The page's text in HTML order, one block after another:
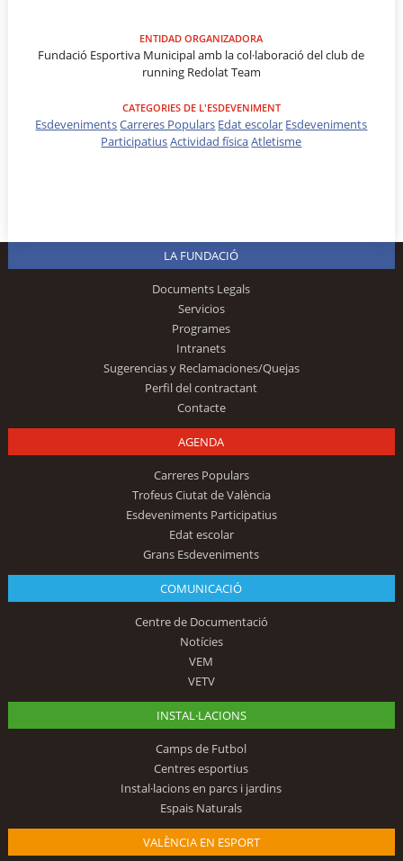
ENTIDAD ORGANIZADORA
Fundació Esportiva Municipal amb la col·laboració del club de
running Redolat Team
CATEGORIES DE L'ESDEVENIMENT
EsdevenimentsCarreres Populars Edat escolar Esdeveniments
ParticipatiusActividad físicaAtletisme
LA FUNDACIÓ
Documents Legals
Servicios
Programes
Intranets
Sugerencias y Reclamaciones/Quejas
Perfil del contractant
Contacte
AGENDA
Carreres Populars
Trofeus Ciutat de València
Esdeveniments Participatius
Edat escolar
Grans Esdeveniments
COMUNICACIÓ
Centre de Documentació
Notícies
VEM
VETV
INSTAL·LACIONS
Camps de Futbol
Centres esportius
Instal·lacions en parcs i jardins
Espais Naturals
VALÈNCIA EN ESPORT